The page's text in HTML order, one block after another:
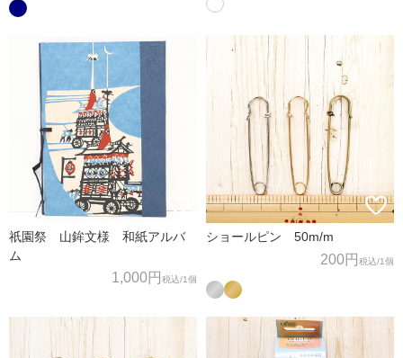
祇園祭 山鉾文様 和紙アルバ
ム
1,000円 税込/1個
ショールピン 50m/m
200円 税込/1個